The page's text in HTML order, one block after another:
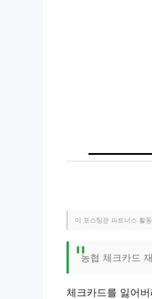
이 포스팅은 파트너스 활
농협 체크카드
체크카드를 잃어